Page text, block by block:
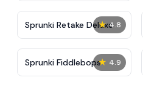
★ 4.8
Sprunki Retake Deluxe
★ 4.9
Sprunki Fiddlebops